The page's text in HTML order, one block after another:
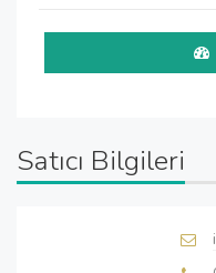
Satıcı Bilgileri